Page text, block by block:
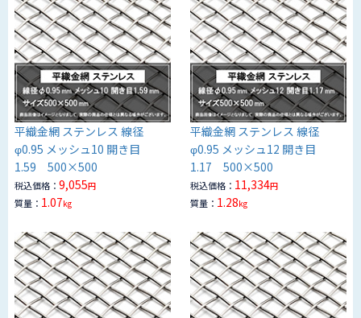
平織金網 ステンレス 線径
φ0.95 メッシュ10 開き目
1.59 500×500
税込価格： 9,055円
質量： 1.07kg
平織金網 ステンレス 線径
φ0.95 メッシュ12 開き目
1.17 500×500
税込価格： 11,334円
質量： 1.28kg